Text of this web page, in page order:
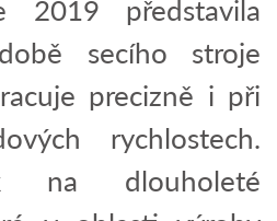
2019 představila
secího stroje
precizně i při
rychlostech.
na dlouholeté